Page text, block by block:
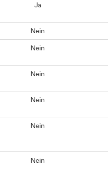
Ja
Nein
Nein
Nein
Nein
Nein
Nein